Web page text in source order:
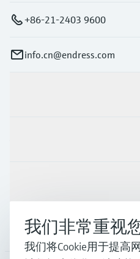
+86-21-2403 9600
info.cn@endress.com
公司我们非常重视
我们将Cookie用于提高